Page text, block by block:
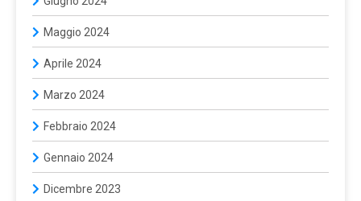
Maggio 2024
Aprile 2024
Marzo 2024
Febbraio 2024
Gennaio 2024
Dicembre 2023